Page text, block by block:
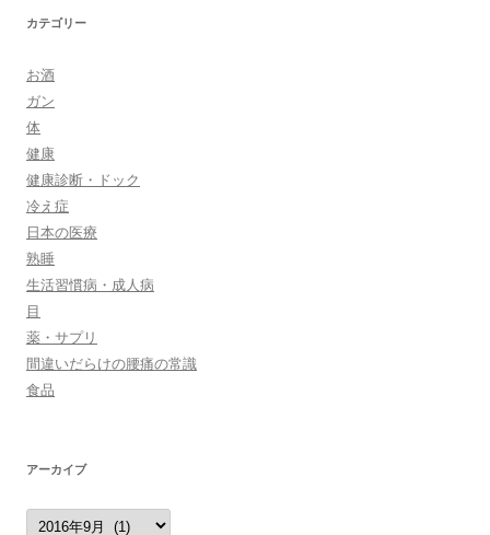
カテゴリー
お酒
ガン
体
健康
健康診断・ドック
冷え症
日本の医療
熟睡
生活習慣病・成人病
目
薬・サプリ
間違いだらけの腰痛の常識
食品
アーカイブ
ア
ー